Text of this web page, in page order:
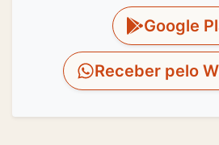
Google
Receber pelo